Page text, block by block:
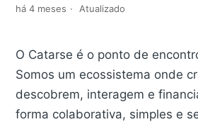
há 4 meses Atualizado
O Catarse é o ponto de
Somos um ecossistema onde
descobrem, interagem e
forma colaborativa, simples e